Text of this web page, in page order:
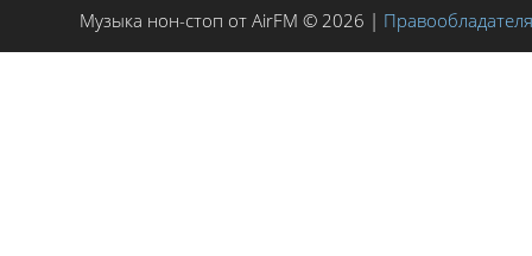
Музыка нон-стоп от AirFM © 2026 |